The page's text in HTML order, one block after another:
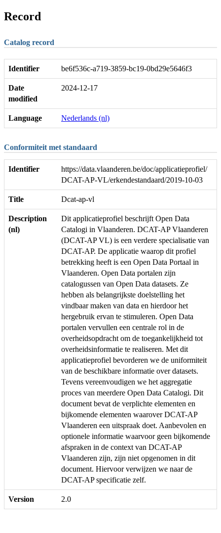
Record
Catalog record
Identifier be6f536c-a719-3859-bc19-0bd29e5646f3
Date
modified
2024-12-17
Language Nederlands (nl)
Conformiteit met standaard
Identifier
https://data.vlaanderen.be/doc/applicatieprofiel/
DCAT-AP-VL/erkendestandaard/2019-10-03
Title Dcat-ap-vl
Description
(nl)
Dit applicatieprofiel beschrijft Open Data
Catalogi in Vlaanderen. DCAT-AP Vlaanderen
(DCAT-AP VL) is een verdere specialisatie van
DCAT-AP. De applicatie waarop dit profiel
betrekking heeft is een Open Data Portaal in
Vlaanderen. Open Data portalen zijn
catalogussen van Open Data datasets. Ze
hebben als belangrijkste doelstelling het
vindbaar maken van data en hierdoor het
hergebruik ervan te stimuleren. Open Data
portalen vervullen een centrale rol in de
overheidsopdracht om de toegankelijkheid tot
overheidsinformatie te realiseren. Met dit
applicatieprofiel bevorderen we de uniformiteit
van de beschikbare informatie over datasets.
Tevens vereenvoudigen we het aggregatie
proces van meerdere Open Data Catalogi. Dit
document bevat de verplichte elementen en
bijkomende elementen waarover DCAT-AP
Vlaanderen een uitspraak doet. Aanbevolen en
optionele informatie waarvoor geen bijkomende
afspraken in de context van DCAT-AP
Vlaanderen zijn, zijn niet opgenomen in dit
document. Hiervoor verwijzen we naar de
DCAT-AP specificatie zelf.
Version 2.0